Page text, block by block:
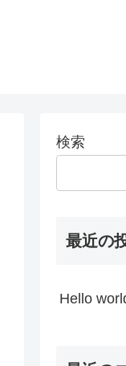
検索
最近の
Hello